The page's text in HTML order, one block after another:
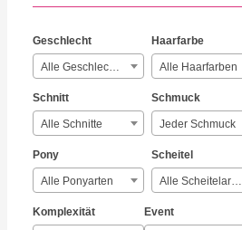
Geschlecht
Alle Geschlechter
Haarfarbe
Alle Haarfarben
Schnitt
Alle Schnitte
Schmuck
Jeder Schmuck
Pony
Alle Ponyarten
Scheitel
Alle Scheitelarten
Komplexität Event